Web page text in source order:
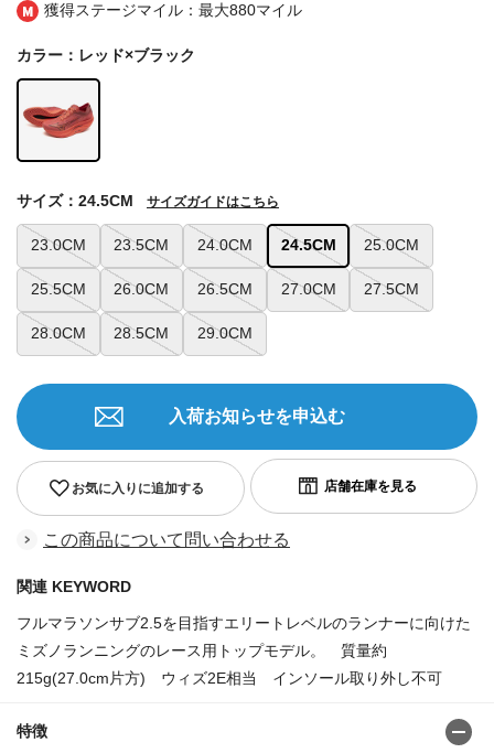
獲得ステージマイル：最大880マイル
カラー：レッド×ブラック
23.0CM 23.5CM 24.0CM 24.5CM 25.0CM
25.5CM 26.0CM 26.5CM 27.0CM 27.5CM
28.0CM 28.5CM 29.0CM
サイズ：24.5CM サイズガイドはこちら
お気に入りに追加する
入荷お知らせを申込む
この商品について問い合わせる
関連 KEYWORD
フルマラソンサブ2.5を目指すエリートレベルのランナーに向けた
ミズノランニングのレース用トップモデル。 質量約
215g(27.0cm片方) ウィズ2E相当 インソール取り外し不可
特徴